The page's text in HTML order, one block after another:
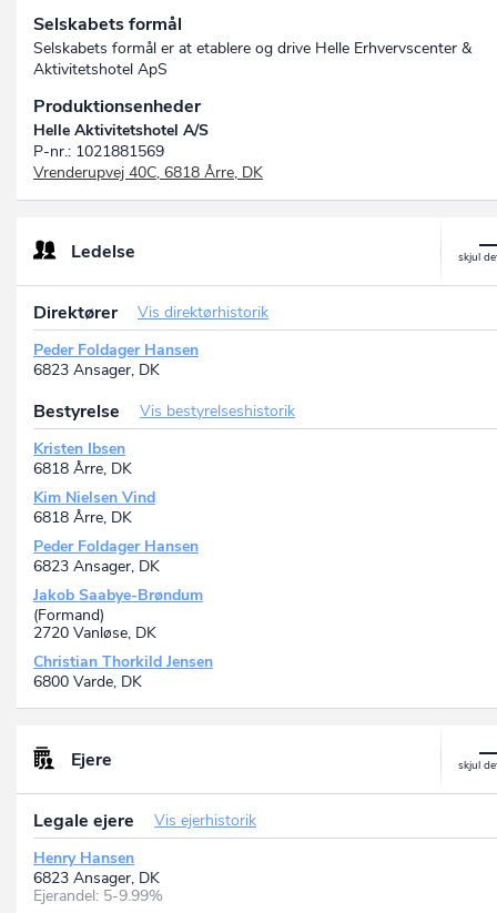
Selskabets formål
Selskabets formål er at etablere og drive Helle Erhvervscenter &
Aktivitetshotel ApS
Produktionsenheder
Helle Aktivitetshotel A/S
P-nr.: 1021881569
Vrenderupvej 40C, 6818 Årre, DK
Ledelse
Direktører
Vis direktørhistorik
Peder Foldager Hansen
6823 Ansager, DK
Bestyrelse
Vis bestyrelseshistorik
Kristen Ibsen
6818 Årre, DK
Kim Nielsen Vind
6818 Årre, DK
Peder Foldager Hansen
6823 Ansager, DK
Jakob Saabye-Brøndum
(Formand)
2720 Vanløse, DK
Christian Thorkild Jensen
6800 Varde, DK
Ejere
Legale ejere
Vis ejerhistorik
Henry Hansen
6823 Ansager, DK
Ejerandel: 5-9.99%